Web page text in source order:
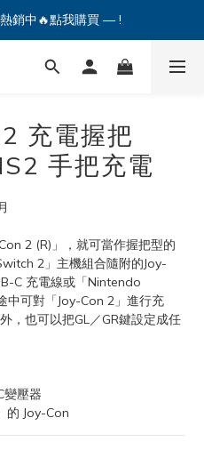
銷中🔥點我購買 — !
好友領優惠券！🎫
充電握把
手把充電
2 (R)」，就可當作握把型的
2」主機組合隨附的Joy-
C 充電線或「Nintendo
中可對「Joy-Con 2」進行充
，也可以把GL／GR鍵設定成任
壓器
Joy-Con